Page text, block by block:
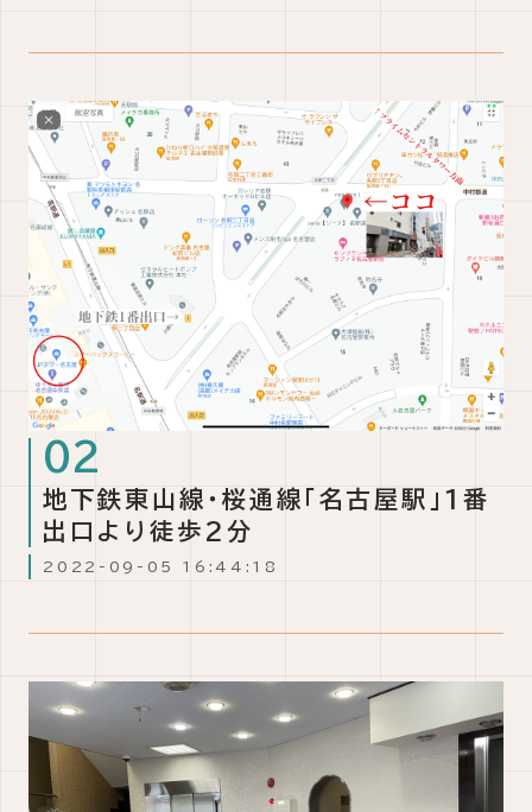
地下鉄東山線・桜通線「名古屋駅」1番
出口より徒歩2分
2022-09-05 16:44:18